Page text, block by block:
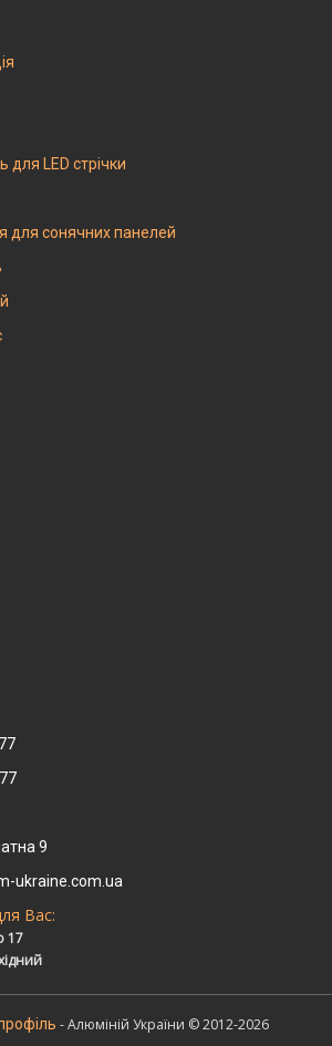
для LED стрічки
для сонячних панелей
9
ukraine.com.ua
Вас:
17
- Алюміній України © 2012-2026